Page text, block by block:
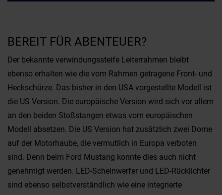
BEREIT FÜR ABENTEUER?
Der bekannte verwindungssteife Leiterrahmen bleibt
ebenso erhalten wie die vom Rahmen getragene Front- und
Heckschürze. Das bisher in den USA vorgestellte Modell ist
die US Version. Die europäische Version wird sich vor allem
an den beiden Stoßstangen etwas vom europäischen
Modell absetzen. Die US Version hat zusätzlich zwei Dome
auf der Motorhaube, die vermutlich in Europa verboten
sind. Denn beim Ford Mustang konnte dies auch nicht
genehmigt werden. LED-Scheinwerfer und LED-Rücklichter
sind ebenso selbstverständlich wie eine integrierte